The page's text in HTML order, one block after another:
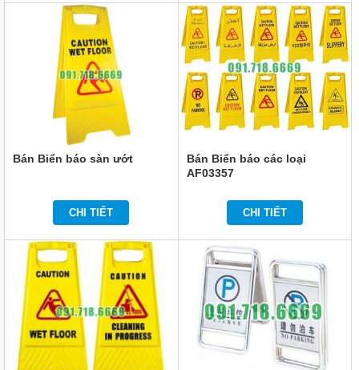
TỰ
NINH
THIẾT
CÔNG
NGHIỆP
MÁY
BƠM
CÔNG
NGHIỆP
Bán Biển báo sàn ướt
CHI TIẾT
Bán Biển báo các loại
AF03357
CHI TIẾT